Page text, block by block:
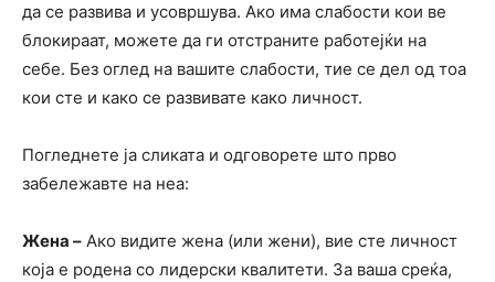
да се развива и усовршува. Ако има слабости кои ве
блокираат, можете да ги отстраните работејќи на
себе. Без оглед на вашите слабости, тие се дел од тоа
кои сте и како се развивате како личност.
Погледнете ја сликата и одговорете што прво
забележавте на неа:
Жена – Ако видите жена (или жени), вие сте личност
која е родена со лидерски квалитети. За ваша среќа,